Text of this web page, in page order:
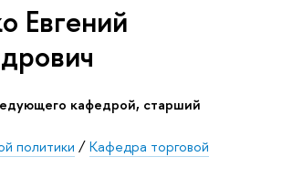
Евгений
политики /Кафедра торговой